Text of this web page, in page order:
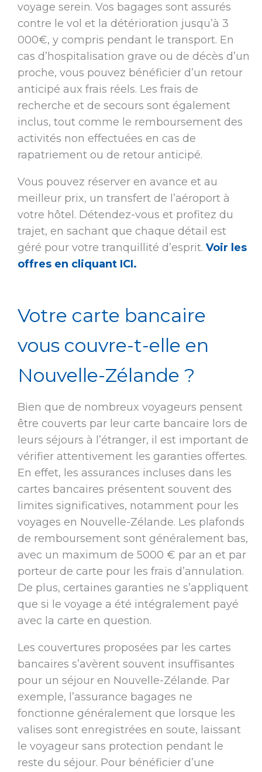
voyage serein. Vos bagages sont assurés
contre le vol et la détérioration jusqu’à 3
000€, y compris pendant le transport. En
cas d’hospitalisation grave ou de décès d’un
proche, vous pouvez bénéficier d’un retour
anticipé aux frais réels. Les frais de
recherche et de secours sont également
inclus, tout comme le remboursement des
activités non effectuées en cas de
rapatriement ou de retour anticipé.
Vous pouvez réserver en avance et au
meilleur prix, un transfert de l’aéroport à
votre hôtel. Détendez-vous et profitez du
trajet, en sachant que chaque détail est
géré pour votre tranquillité d’esprit. Voir les
offres en cliquant ICI.
Votre carte bancaire
vous couvre-t-elle en
Nouvelle-Zélande ?
Bien que de nombreux voyageurs pensent
être couverts par leur carte bancaire lors de
leurs séjours à l’étranger, il est important de
vérifier attentivement les garanties offertes.
En effet, les assurances incluses dans les
cartes bancaires présentent souvent des
limites significatives, notamment pour les
voyages en Nouvelle-Zélande. Les plafonds
de remboursement sont généralement bas,
avec un maximum de 5000 € par an et par
porteur de carte pour les frais d’annulation.
De plus, certaines garanties ne s’appliquent
que si le voyage a été intégralement payé
avec la carte en question.
Les couvertures proposées par les cartes
bancaires s’avèrent souvent insuffisantes
pour un séjour en Nouvelle-Zélande. Par
exemple, l’assurance bagages ne
fonctionne généralement que lorsque les
valises sont enregistrées en soute, laissant
le voyageur sans protection pendant le
reste du séjour. Pour bénéficier d’une